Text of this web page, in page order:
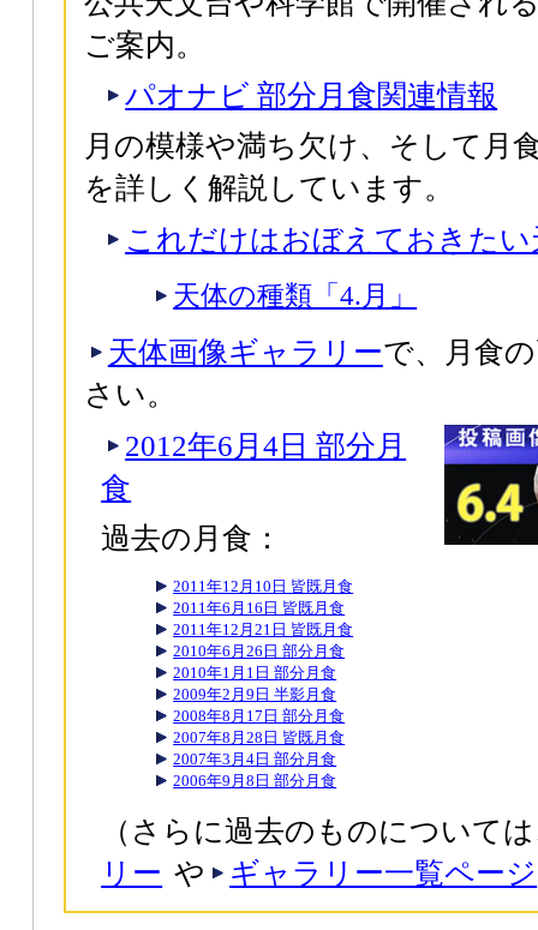
ご案内。
パオナビ 部分月食関連情報
月の模様や満ち欠け、そして月
を詳しく解説しています。
これだけはおぼえておきた
天体の種類「4.月」
天体画像ギャラリーで、月食
さい。
2012年6月4日 部分月
食
過去の月食：
2011年12月10日 皆既月食
2011年6月16日 皆既月食
2011年12月21日 皆既月食
2010年6月26日 部分月食
2010年1月1日 部分月食
2009年2月9日 半影月食
2008年8月17日 部分月食
2007年8月28日 皆既月食
2007年3月4日 部分月食
2006年9月8日 部分月食
（さらに過去のものについて
リー や ギャラリー一覧ページ